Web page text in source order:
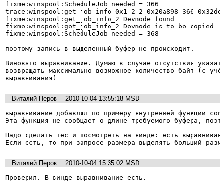
fixme:winspool:ScheduleJob needed = 366
trace:winspool:get_job_info 0x1 2 2 0x20a898 366
fixme:winspool:get_job_info_2 Devmode found
fixme:winspool:get_job_info_2 Devmode is to be copied
fixme:winspool:ScheduleJob needed = 368
поэтому запись в выделенный буфер не происходит.
Виновато выравнивание. Думаю в случае отсутствия
возвращать максимально возможное количество байт (с
Виталий Перов
2010-10-04 13:55:18 MSD
выравнивание добавлял по примеру внутренней функции
Эта функция не сообщает о длине требуемого буфера,
Надо сделать тес и посмотреть на винде: есть
Если есть, то при запросе размера выделять больший
Виталий Перов
2010-10-04 15:35:02 MSD
Проверил. В винде выравнивание есть.